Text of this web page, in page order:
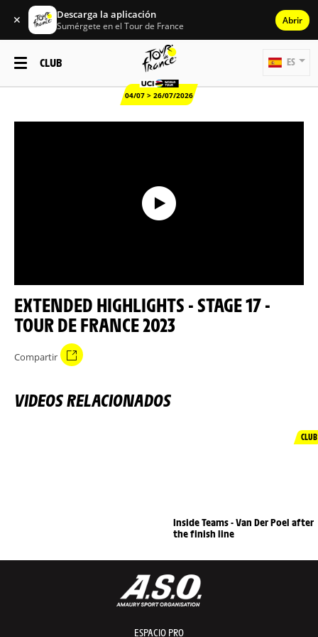
✕ Descarga la aplicación
Sumérgete en el Tour de France Abrir
CLUB
04/07 > 26/07/2026
ES
EXTENDED HIGHLIGHTS - STAGE 17 -
TOUR DE FRANCE 2023
Compartir
VIDEOS RELACIONADOS
CLUB
Inside Teams - Van Der Poel after
the finish line
ESPACIO PRO